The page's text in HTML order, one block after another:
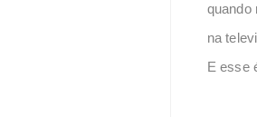
quando
na
E esse